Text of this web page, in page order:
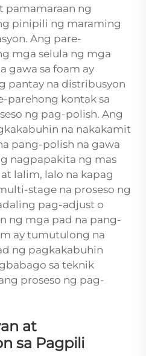
pamamaraan ng
pinipili ng maraming
Ang pare-
mga selula ng mga
gawa sa foam ay
pantay na distribusyon
parehong kontak sa
ng pag-polish. Ang
na nakakamit
pang-polish na gawa
nagpapakita ng mas
lalim, lalo na kapag
stage na proseso ng
pag-adjust o
ng mga pad na pang-
ay tumutulong na
ng pagkakabuhin
sa teknik
proseso ng pag-
at
sa Pagpili